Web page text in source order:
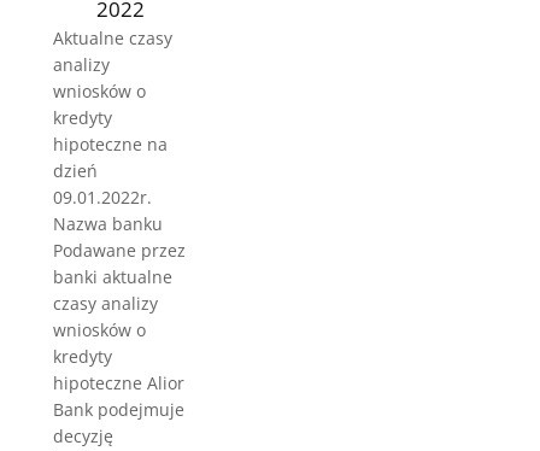
2022
Aktualne czasy
analizy
wniosków o
kredyty
hipoteczne na
dzień
09.01.2022r.
Nazwa banku
Podawane przez
banki aktualne
czasy analizy
wniosków o
kredyty
hipoteczne Alior
Bank podejmuje
decyzję